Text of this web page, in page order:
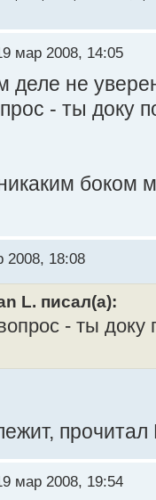
мар 2008, 14:05
деле не
- ты доку
боком
2008, 18:08
L. писал(а):
- ты доку
мар 2008, 19:54